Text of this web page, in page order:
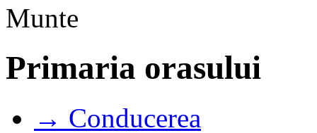
Primaria orasului
→ Conducerea